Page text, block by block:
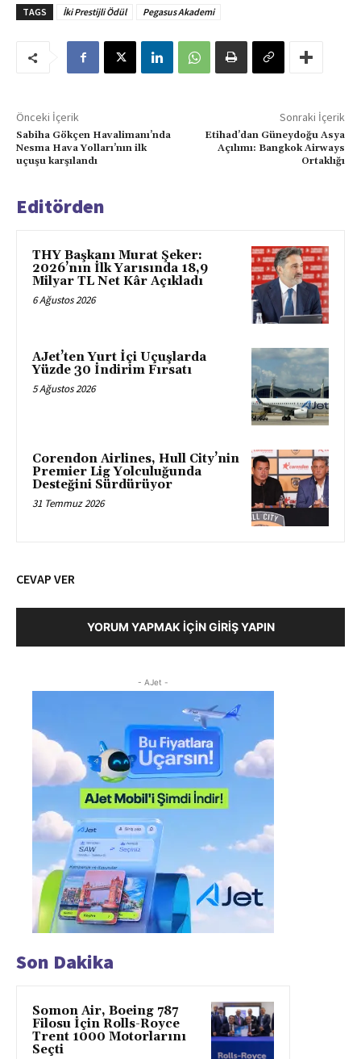
TAGS İki Prestijli Ödül Pegasus Akademi
Önceki İçerik
Sabiha Gökçen Havalimanı’nda
Nesma Hava Yolları’nın ilk
uçuşu karşılandı
Sonraki İçerik
Etihad’dan Güneydoğu Asya
Açılımı: Bangkok Airways
Ortaklığı
Editörden
THY Başkanı Murat Şeker:
2026’nın İlk Yarısında 18,9
Milyar TL Net Kâr Açıkladı
6 Ağustos 2026
AJet’ten Yurt İçi Uçuşlarda
Yüzde 30 İndirim Fırsatı
5 Ağustos 2026
Corendon Airlines, Hull City’nin
Premier Lig Yolculuğunda
Desteğini Sürdürüyor
31 Temmuz 2026
CEVAP VER
YORUM YAPMAK İÇIN GIRIŞ YAPIN
- AJet -
Son Dakika
Somon Air, Boeing 787
Filosu İçin Rolls-Royce
Trent 1000 Motorlarını
Seçti